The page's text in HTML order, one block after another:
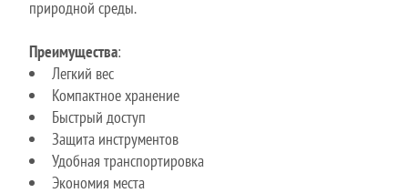
природной среды.
Преимущества:
Легкий вес
Компактное хранение
Быстрый доступ
Защита инструментов
Удобная транспортировка
Экономия места